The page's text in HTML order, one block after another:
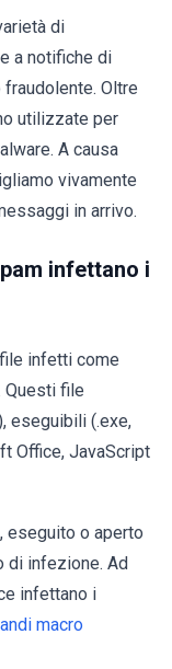
di
a notifiche di
Oltre
utilizzate per
A causa
vivamente
in arrivo.
infettano i
infetti come
Questi file
eseguibili (.exe,
Office, JavaScript
eseguito o aperto
di infezione. Ad
infettano i
macro